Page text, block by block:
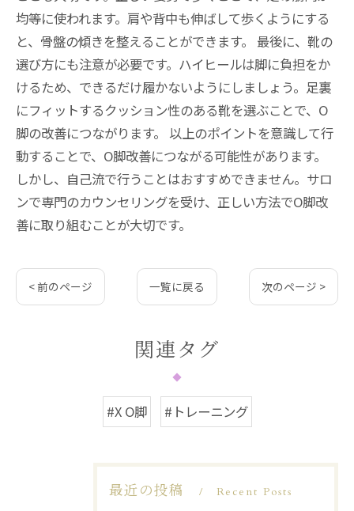
均等に使われます。肩や背中も伸ばして歩くようにする
と、骨盤の傾きを整えることができます。 最後に、靴の
選び方にも注意が必要です。ハイヒールは脚に負担をか
けるため、できるだけ履かないようにしましょう。足裏
にフィットするクッション性のある靴を選ぶことで、O
脚の改善につながります。 以上のポイントを意識して行
動することで、O脚改善につながる可能性があります。
しかし、自己流で行うことはおすすめできません。サロ
ンで専門のカウンセリングを受け、正しい方法でO脚改
善に取り組むことが大切です。
< 前のページ 一覧に戻る 次のページ >
関連タグ
#X O脚 #トレーニング
最近の投稿 Recent Posts